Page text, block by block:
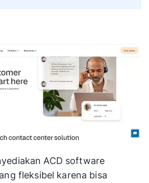
ACD software
fleksibel karena bisa